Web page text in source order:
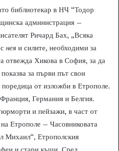
библиотекар в НЧ “Тодор
администрация –
Ричард Бах, „Всяка
нея и силите, необходими за
отвежда Хикова в София, за да
за първи път свои
от изложби в Етрополе.
Германия и Белгия.
и пейзажи, в част от
Етрополе – Часовниковата
Михаил“, Етрополския